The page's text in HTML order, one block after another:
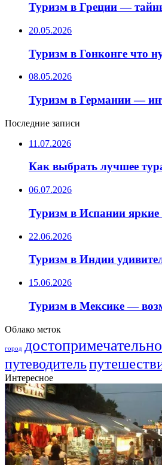
Туризм в Греции —
20.05.2026
Туризм в Гонконге что
08.05.2026
Туризм в Германии —
Последние записи
11.07.2026
Как выбрать лучшее
06.07.2026
Туризм в Испании
22.06.2026
Туризм в Индии
15.06.2026
Туризм в Мексике —
Облако меток
город
путеводитель
Интересное